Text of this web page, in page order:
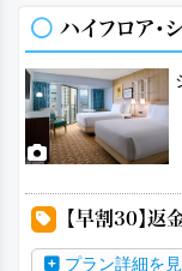
ハイフロア・
【早割30】返
プラン詳細を